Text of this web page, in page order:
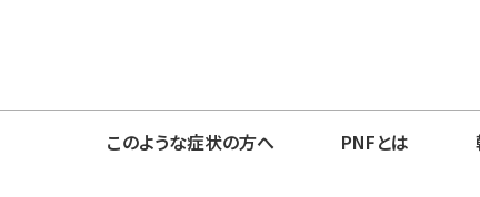
このような症状の方へ PNFとは